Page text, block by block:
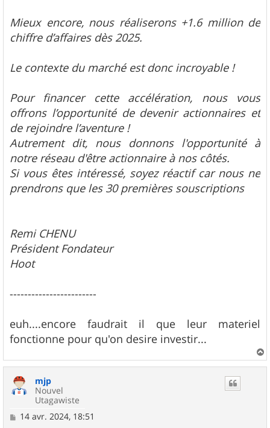
Mieux encore, nous réaliserons +1.6 million de
chiffre d’affaires dès 2025.
Le contexte du marché est donc incroyable !
Pour financer cette accélération, nous vous
offrons l’opportunité de devenir actionnaires et
de rejoindre l’aventure !
Autrement dit, nous donnons l'opportunité à
notre réseau d'être actionnaire à nos côtés.
Si vous êtes intéressé, soyez réactif car nous ne
prendrons que les 30 premières souscriptions
Remi CHENU
Président Fondateur
Hoot
------------------------
euh....encore faudrait il que leur materiel
fonctionne pour qu'on desire investir...
a
mjp
Nouvel
Utagawiste
M14 avr. 2024, 18:51